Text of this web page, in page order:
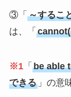
③「 ～するこ
は、「
※1「 be able
できる」の意